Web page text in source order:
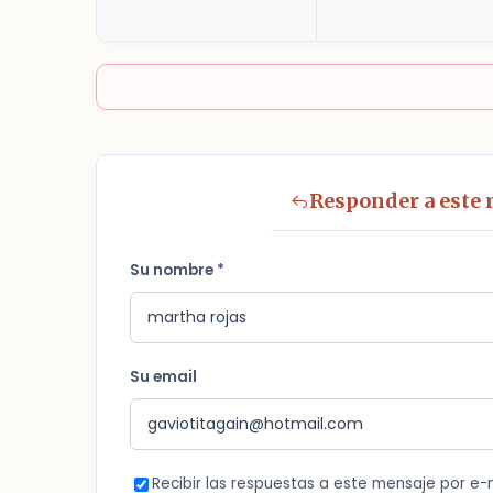
Responder a este
Su nombre *
Su email
Recibir las respuestas a este mensaje por e-